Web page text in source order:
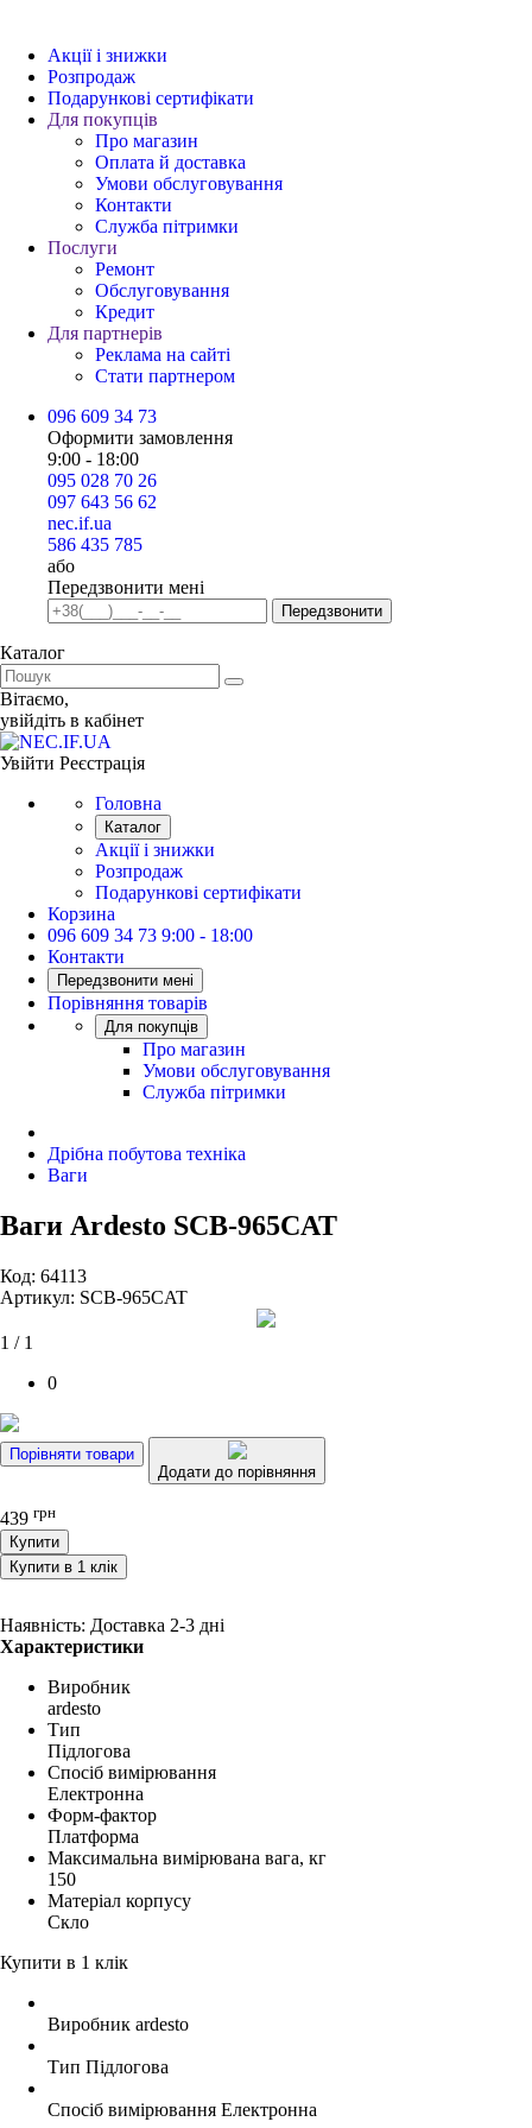
Акції і знижки
Розпродаж
Подарункові сертифікати
Для покупців
Про магазин
Оплата й доставка
Умови обслуговування
Контакти
Служба пітримки
Послуги
Ремонт
Обслуговування
Кредит
Для партнерів
Реклама на сайті
Стати партнером
096 609 34 73
Оформити замовлення
9:00 - 18:00
095 028 70 26
097 643 56 62
nec.if.ua
586 435 785
або
Передзвонити мені
Передзвонити
Каталог
Вiтаємо,
увiйдiть в кабiнет
Увійти Реєстрація
Головна
Каталог
Акції і знижки
Розпродаж
Подарункові сертифікати
Корзина
096 609 34 73 9:00 - 18:00
Контакти
Передзвонити мені
Порівняння товарів
Для покупців
Про магазин
Умови обслуговування
Служба пітримки
Дрібна побутова техніка
Ваги
Ваги Ardesto SCB-965CAT
Код: 64113
Артикул: SCB-965CAT
1 / 1
0
Порівняти товари
Додати до порівняння
439 грн
Купити
Купити в 1 клік
Наявність: Доставка 2-3 дні
Характеристики
Виробник
ardesto
Тип
Підлогова
Спосіб вимірювання
Електронна
Форм-фактор
Платформа
Максимальна вимірювана вага, кг
150
Матеріал корпусу
Скло
Купити в 1 клік
Виробник ardesto
Тип Підлогова
Спосіб вимірювання Електронна